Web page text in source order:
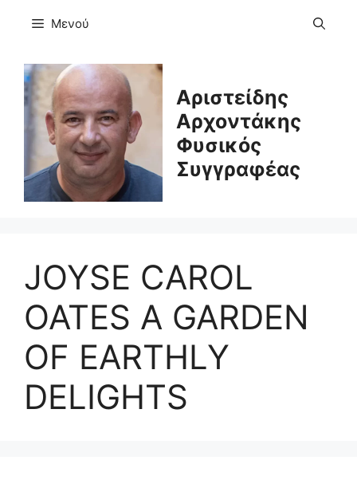
Μενού
Αριστείδης
Αρχοντάκης
Φυσικός
Συγγραφέας
JOYSE CAROL
OATES A GARDEN
OF EARTHLY
DELIGHTS